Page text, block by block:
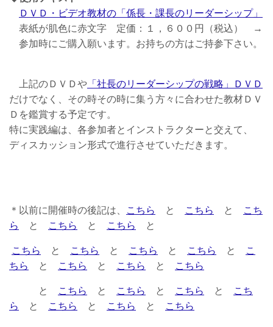
ＤＶＤ・ビデオ教材の「係長・課長のリーダーシップ」
表紙が肌色に赤文字 定価：１，６００円（税込） →
参加時にご購入願います。お持ちの方はご持参下さい。
上記のＤＶＤや 「社長のリーダーシップの戦略」ＤＶＤ
だけでなく、その時その時に集う方々に合わせた教材ＤＶ
Ｄを鑑賞する予定です。
特に実践編は、各参加者とインストラクターと交えて、
ディスカッション形式で進行させていただきます。
＊以前に開催時の後記は、 こちら と こちら と
こち
ら
と こちら と こちら と
こちら と こちら と こちら と こちら と
こ
ちら
と こちら と こちら と こちら
と こちら と こちら と こちら と
こち
ら
と こちら と こちら と こちら